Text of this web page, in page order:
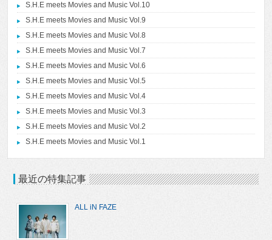
S.H.E meets Movies and Music Vol.10
S.H.E meets Movies and Music Vol.9
S.H.E meets Movies and Music Vol.8
S.H.E meets Movies and Music Vol.7
S.H.E meets Movies and Music Vol.6
S.H.E meets Movies and Music Vol.5
S.H.E meets Movies and Music Vol.4
S.H.E meets Movies and Music Vol.3
S.H.E meets Movies and Music Vol.2
S.H.E meets Movies and Music Vol.1
最近の特集記事
ALL iN FAZE